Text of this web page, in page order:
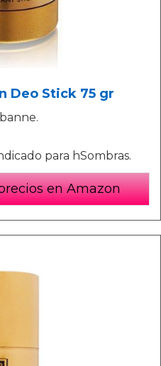
Deo Stick 75 gr
para hSombras.
en Amazon